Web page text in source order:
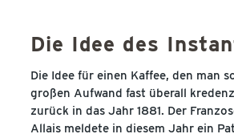
Die Idee des
Die Idee für einen Kaffee, den man
großen Aufwand fast überall
zurück in das Jahr 1881. Der
Allais meldete in diesem Jahr ein